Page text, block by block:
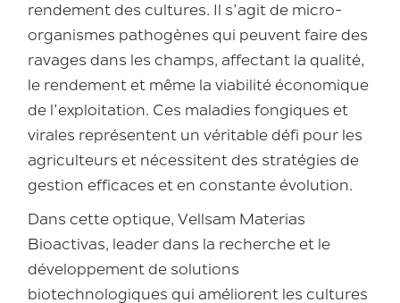
rendement des cultures. Il s’agit de micro-
organismes pathogènes qui peuvent faire des
ravages dans les champs, affectant la qualité,
le rendement et même la viabilité économique
de l’exploitation. Ces maladies fongiques et
virales représentent un véritable défi pour les
agriculteurs et nécessitent des stratégies de
gestion efficaces et en constante évolution.
Dans cette optique, Vellsam Materias
Bioactivas, leader dans la recherche et le
développement de solutions
biotechnologiques qui améliorent les cultures